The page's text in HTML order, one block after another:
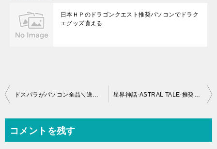
日本ＨＰのドラゴンクエスト推奨パソコンでドラク
エグッズ貰える
投
ビ
ドスパラがパソコン全品＼送料無料期間を１月4日まで延長 狙い目はGALLERIAシリーズ！ 星界神話-ASTRAL TALE-推奨パソコンLev-M015-i5-RM-SeiShin特典付きで販売！
コメントを残す